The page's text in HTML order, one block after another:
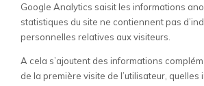
Google Analytics saisit les informations
statistiques du site ne contiennent pas
personnelles relatives aux visiteurs.
A cela s’ajoutent des informations
de la première visite de l’utilisateur, quelles